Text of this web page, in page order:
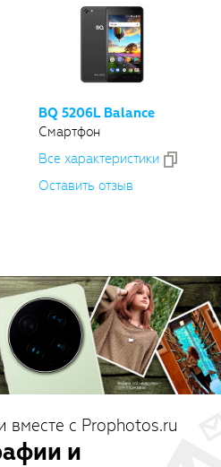
BQ 5206L Balance
Смартфон
Все xарактеристики
Оставить отзыв
вместе с Prophotos.ru
и